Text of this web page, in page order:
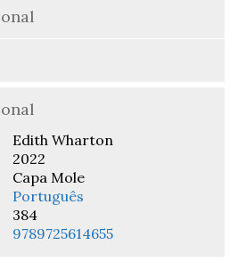
Edith Wharton
2022
Capa Mole
Português
384
9789725614655